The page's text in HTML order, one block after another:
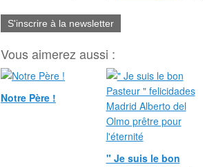
S'inscrire à la newsletter
Vous aimerez aussi :
Notre Père !
" Je suis le bon